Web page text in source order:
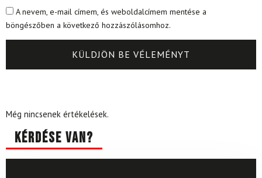
A nevem, e-mail címem, és weboldalcímem mentése a
böngészőben a következő hozzászólásomhoz.
Még nincsenek értékelések.
Kérdése van?